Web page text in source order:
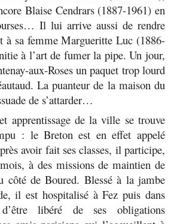
Blaise Cendrars (1887-1961) en
Il lui arrive aussi de rendre
à sa femme Margueritte Luc (1886-
à l’art de fumer la pipe. Un jour,
aux-Roses un paquet trop lourd
La puanteur de la maison du
de s’attarder…
apprentissage de la ville se trouve
: le Breton est en effet appelé
avoir fait ses classes, il participe,
à des missions de maintien de
côté de Boured. Blessé à la jambe
il est hospitalisé à Fez puis dans
d’être libéré de ses obligations